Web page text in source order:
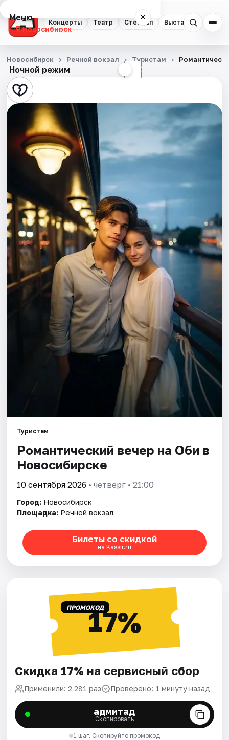
Концерты Театр Стендап Выставки
Меню ×
Новосибирск
Концерты
Театр
Стендап
Выставки
Квесты
Экскурсии
Спорт
События
Города
Площадки
Рейтинги
Ночной режим ☾
Новосибирск Речной вокзал Туристам
Туристам
Романтический вечер на Оби в
Новосибирске
10 сентября 2026 • четверг • 21:00
Город: Новосибирск
Площадка: Речной вокзал
Билеты со скидкой
на Kassir.ru
ПРОМОКОД17%
Скидка 17% на сервисный сбор
Применили: 2 281 раз Проверено: 1 минуту назад
адмитад
Скопировать
1 шаг. Скопируйте промокод